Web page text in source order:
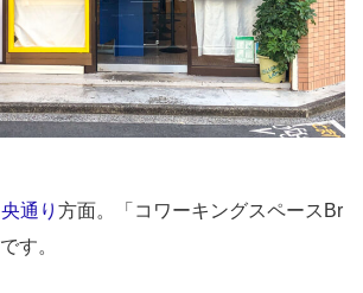
通り 方面。「コワーキングスペースBr
す。